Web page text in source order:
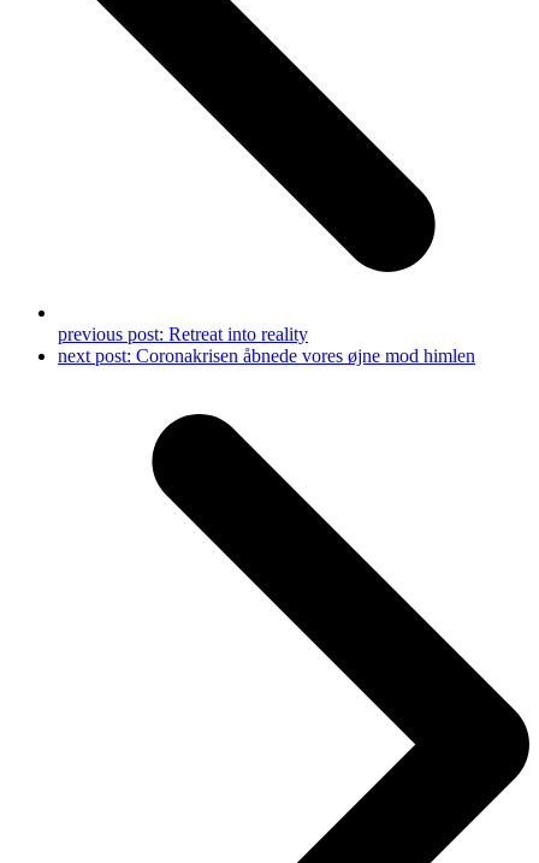
previous post: Retreat into reality
next post: Coronakrisen åbnede vores øjne mod himlen